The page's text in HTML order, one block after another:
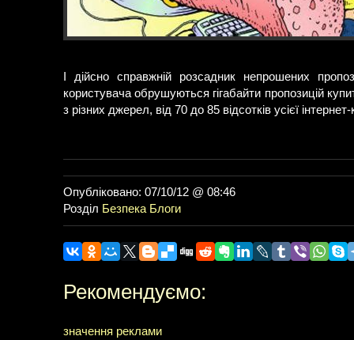
І дійсно справжній розсадник непрошених
користувача обрушуються гігабайти пропозицій
з різних джерел, від 70 до 85 відсотків усієї
Опубліковано: 07/10/12 @ 08:46
Розділ Безпека Блоги
Рекомендуємо:
значення реклами